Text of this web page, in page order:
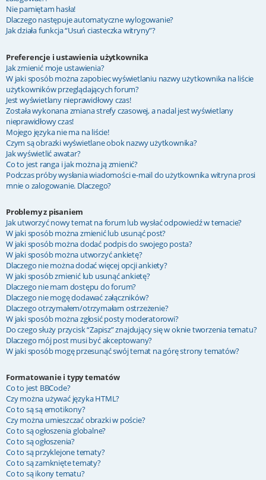
Nie pamiętam hasła!
Dlaczego następuje automatyczne wylogowanie?
Jak działa funkcja “Usuń ciasteczka witryny”?
Preferencje i ustawienia użytkownika
Jak zmienić moje ustawienia?
W jaki sposób można zapobiec wyświetlaniu nazwy użytkownika na liście
użytkowników przeglądających forum?
Jest wyświetlany nieprawidłowy czas!
Została wykonana zmiana strefy czasowej, a nadal jest wyświetlany
nieprawidłowy czas!
Mojego języka nie ma na liście!
Czym są obrazki wyświetlane obok nazwy użytkownika?
Jak wyświetlić awatar?
Co to jest ranga i jak można ją zmienić?
Podczas próby wysłania wiadomości e-mail do użytkownika witryna prosi
mnie o zalogowanie. Dlaczego?
Problemy z pisaniem
Jak utworzyć nowy temat na forum lub wysłać odpowiedź w temacie?
W jaki sposób można zmienić lub usunąć post?
W jaki sposób można dodać podpis do swojego posta?
W jaki sposób można utworzyć ankietę?
Dlaczego nie można dodać więcej opcji ankiety?
W jaki sposób zmienić lub usunąć ankietę?
Dlaczego nie mam dostępu do forum?
Dlaczego nie mogę dodawać załączników?
Dlaczego otrzymałem/otrzymałam ostrzeżenie?
W jaki sposób można zgłosić posty moderatorowi?
Do czego służy przycisk “Zapisz” znajdujący się w oknie tworzenia tematu?
Dlaczego mój post musi być akceptowany?
W jaki sposób mogę przesunąć swój temat na górę strony tematów?
Formatowanie i typy tematów
Co to jest BBCode?
Czy można używać języka HTML?
Co to są są emotikony?
Czy można umieszczać obrazki w poście?
Co to są ogłoszenia globalne?
Co to są ogłoszenia?
Co to są przyklejone tematy?
Co to są zamknięte tematy?
Co to są ikony tematu?